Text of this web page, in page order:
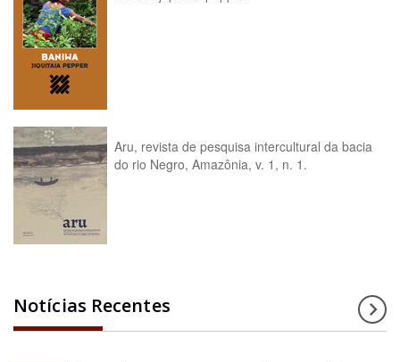
Aru, revista de pesquisa intercultural da bacia
do rio Negro, Amazônia, v. 1, n. 1.
Notícias Recentes